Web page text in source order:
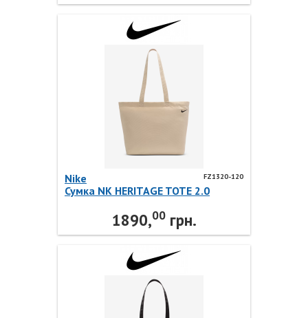
FZ1320-120
Nike
Сумка NK HERITAGE TOTE 2.0
1890,00грн.